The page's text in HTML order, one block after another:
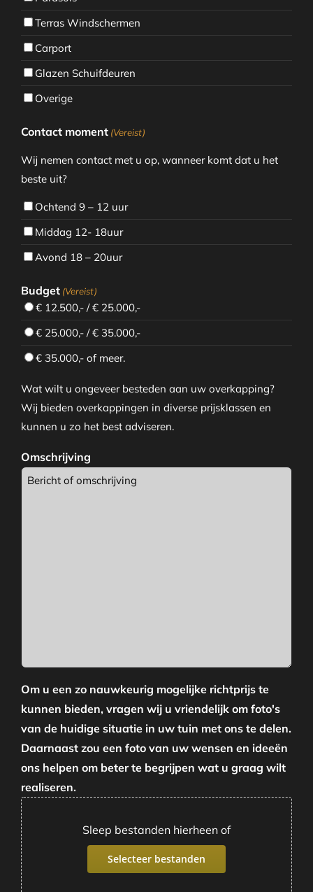
Terras Windschermen
Carport
Glazen Schuifdeuren
Overige
Contact moment (Vereist)
Wij nemen contact met u op, wanneer komt dat u het
beste uit?
Ochtend 9 – 12 uur
Middag 12- 18uur
Avond 18 – 20uur
Budget (Vereist)
€ 12.500,- / € 25.000,-
€ 25.000,- / € 35.000,-
€ 35.000,- of meer.
Wat wilt u ongeveer besteden aan uw overkapping?
Wij bieden overkappingen in diverse prijsklassen en
kunnen u zo het best adviseren.
Omschrijving
Om u een zo nauwkeurig mogelijke richtprijs te
kunnen bieden, vragen wij u vriendelijk om foto's
van de huidige situatie in uw tuin met ons te delen.
Daarnaast zou een foto van uw wensen en ideeën
ons helpen om beter te begrijpen wat u graag wilt
realiseren.
Sleep bestanden hierheen of
Selecteer bestanden